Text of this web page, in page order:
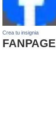
Crea tu insignia
FANPAGE